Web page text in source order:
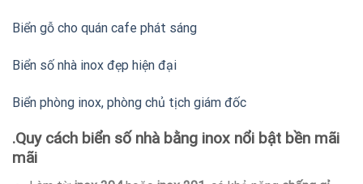
Biển gỗ cho quán cafe phát sáng
Biển số nhà inox đẹp hiện đại
Biển phòng inox, phòng chủ tịch giám đốc
.Quy cách biển số nhà bằng inox nổi bật bền mãi
mãi